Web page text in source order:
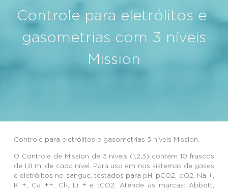
Controle para eletrólitos e
gasometrias com 3 níveis
Mission
Controle para eletrólitos e gasometrias 3 níveis Mission.
O Controle de Mission de 3 níveis (1,2,3) contém 10 frascos
de 1,8 ml de cada nível. Para uso em nos sistemas de gases
e eletrólitos no sangue, testados para pH, pCO2, pO2, Na +,
K +, Ca ++, Cl-, Li + e tCO2. Atende as marcas: Abbott,